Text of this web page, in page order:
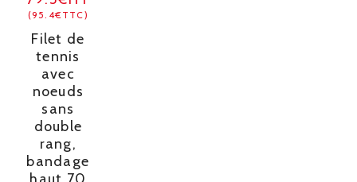
(95.4€TTC)
Filet de
tennis
avec
noeuds
sans
double
rang,
bandage